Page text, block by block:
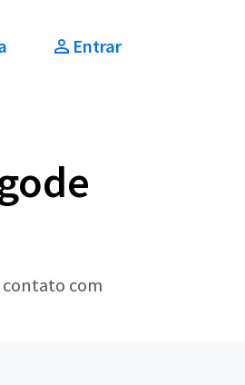
Entrar
com